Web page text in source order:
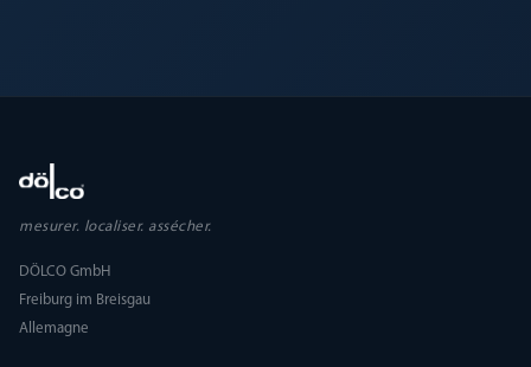
mesurer. localiser. assécher.
DÖLCO GmbH
Freiburg im Breisgau
Allemagne